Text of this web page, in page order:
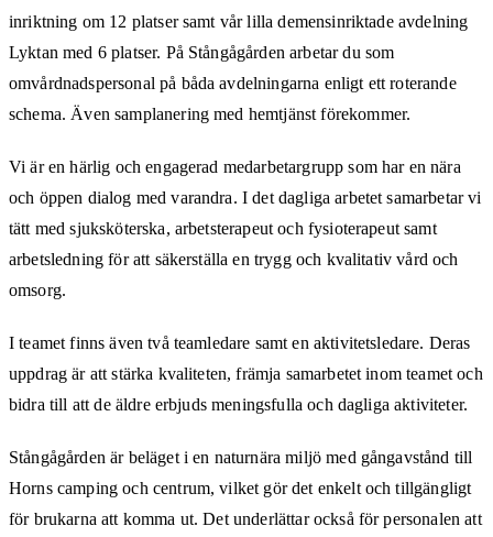
inriktning om 12 platser samt vår lilla demensinriktade avdelning
Lyktan med 6 platser. På Stångågården arbetar du som
omvårdnadspersonal på båda avdelningarna enligt ett roterande
schema. Även samplanering med hemtjänst förekommer.
Vi är en härlig och engagerad medarbetargrupp som har en nära
och öppen dialog med varandra. I det dagliga arbetet samarbetar vi
tätt med sjuksköterska, arbetsterapeut och fysioterapeut samt
arbetsledning för att säkerställa en trygg och kvalitativ vård och
omsorg.
I teamet finns även två teamledare samt en aktivitetsledare. Deras
uppdrag är att stärka kvaliteten, främja samarbetet inom teamet och
bidra till att de äldre erbjuds meningsfulla och dagliga aktiviteter.
Stångågården är beläget i en naturnära miljö med gångavstånd till
Horns camping och centrum, vilket gör det enkelt och tillgängligt
för brukarna att komma ut. Det underlättar också för personalen att